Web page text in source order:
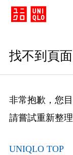
找不到頁面
非常抱歉，您
請嘗試重新整
UNIQLO TOP